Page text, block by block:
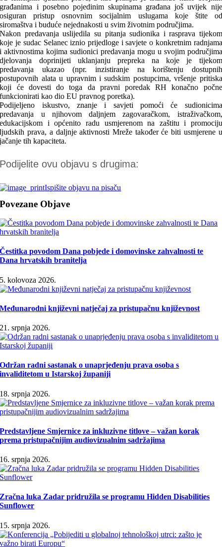
građanima i posebno pojedinim skupinama građana još uvijek nije
osiguran pristup osnovnim socijalnim uslugama koje štite od
siromaštva i buduće nejednakosti u svim životnim područjima.
Nakon predavanja uslijedila su pitanja sudionika i rasprava tijekom
koje je sudac Selanec iznio prijedloge i savjete o konkretnim radnjama
i aktivnostima kojima sudionici predavanja mogu u svojim područjima
djelovanja doprinijeti uklanjanju prepreka na koje je tijekom
predavanja ukazao (npr. inzistiranje na korištenju dostupnih
postupovnih alata u upravnim i sudskim postupcima, vršenje pritiska
koji će dovesti do toga da pravni poredak RH konačno počne
funkcionirati kao dio EU pravnog poretka).
Podijeljeno iskustvo, znanje i savjeti pomoći će sudionicima
predavanja u njihovom daljnjem zagovaračkom, istraživačkom,
edukacijskom i općenito radu usmjerenom na zaštitu i promociju
ljudskih prava, a daljnje aktivnosti Mreže također će biti usmjerene u
jačanje tih kapaciteta.
Podijelite ovu objavu s drugima:
Ispišite objavu na pisaču
Povezane Objave
Čestitka povodom Dana pobjede i domovinske zahvalnosti te
Dana hrvatskih branitelja
5. kolovoza 2026.
Međunarodni književni natječaj za pristupačnu književnost
21. srpnja 2026.
Održan radni sastanak o unaprjeđenju prava osoba s
invaliditetom u Istarskoj županiji
18. srpnja 2026.
Predstavljene Smjernice za inkluzivne titlove – važan korak
prema pristupačnijim audiovizualnim sadržajima
16. srpnja 2026.
Zračna luka Zadar pridružila se programu Hidden Disabilities
Sunflower
15. srpnja 2026.